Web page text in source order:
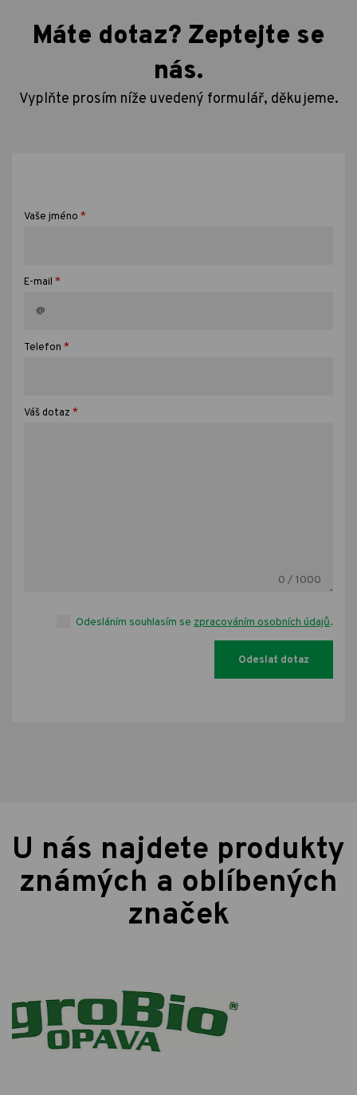
Máte dotaz? Zeptejte se
nás.
Vyplňte prosím níže uvedený formulář, děkujeme.
Vaše jméno *
E-mail *
Telefon *
Váš dotaz *
0 / 1000
Odesláním souhlasím se zpracováním osobních údajů.
U nás najdete produkty
známých a oblíbených
značek